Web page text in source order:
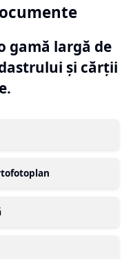
gamă largă de
și cărții